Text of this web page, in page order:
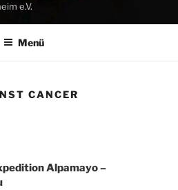
e.V.
Menü
CANCER
Alpamayo –